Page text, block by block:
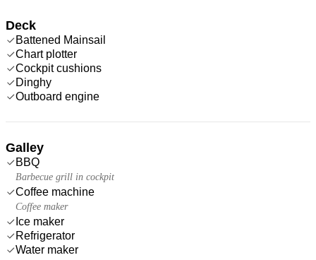
Deck
Battened Mainsail
Chart plotter
Cockpit cushions
Dinghy
Outboard engine
Galley
BBQ
Barbecue grill in cockpit
Coffee machine
Coffee maker
Ice maker
Refrigerator
Water maker